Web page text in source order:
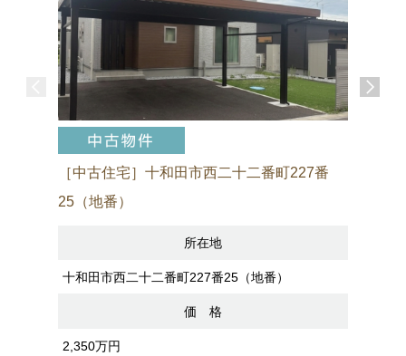
［中古住宅］十和田市西二十二番町227番
25（地番）
所在地
十和田市西二十二番町227番25（地番）
価 格
2,350万円